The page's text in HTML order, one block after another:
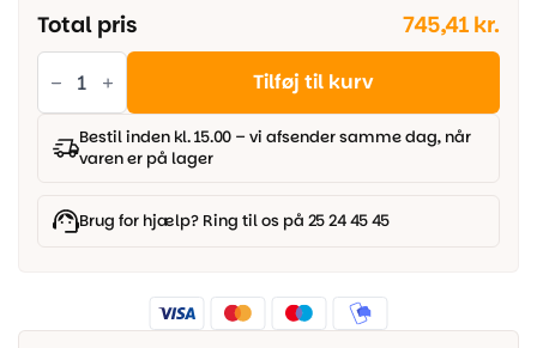
Total pris 745,41 kr.
Parador
Modular
-
Linea
natur
Tilføj til kurv
Bestil inden kl. 15.00 – vi afsender samme dag, når
varen er på lager
Brug for hjælp? Ring til os på 25 24 45 45